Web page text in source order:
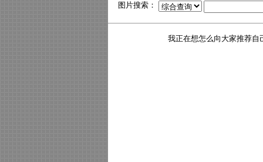
图片搜索：
我正在想怎么向大家推荐自